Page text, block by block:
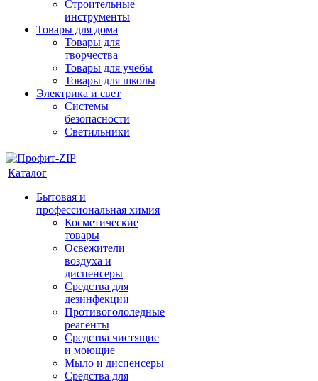
Строительные
инструменты
Товары для дома
Товары для
творчества
Товары для учебы
Товары для школы
Электрика и свет
Системы
безопасности
Светильники
Каталог
Бытовая и
профессиональная химия
Косметические
товары
Освежители
воздуха и
диспенсеры
Средства для
дезинфекции
Противогололедные
реагенты
Средства чистящие
и моющие
Мыло и диспенсеры
Средства для